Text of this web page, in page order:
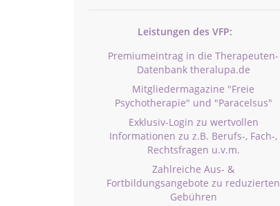
Leistungen des VFP:
Premiumeintrag in die Therapeuten-
Datenbank theralupa.de
Mitgliedermagazine "Freie
Psychotherapie" und "Paracelsus"
Exklusiv-Login zu wertvollen
Informationen zu z.B. Berufs-, Fach-,
Rechtsfragen u.v.m.
Zahlreiche Aus- &
Fortbildungsangebote zu reduzierten
Gebühren